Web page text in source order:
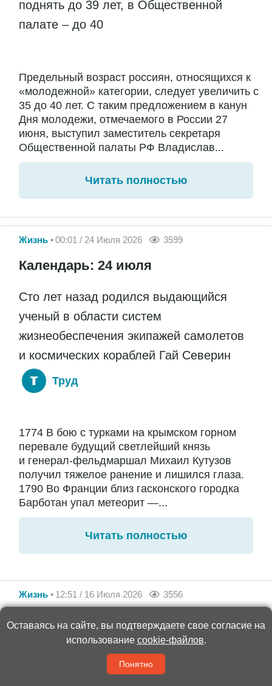
поднять до 39 лет, в Общественной
палате – до 40
Предельный возраст россиян, относящихся к
«молодежной» категории, следует увеличить с
35 до 40 лет. С таким предложением в канун
Дня молодежи, отмечаемого в России 27
июня, выступил заместитель секретаря
Общественной палаты РФ Владислав...
Читать полностью
Жизнь 00:01 / 24 Июля 2026 3599
Календарь: 24 июля
Сто лет назад родился выдающийся
ученый в области систем
жизнеобеспечения экипажей самолетов
и космических кораблей Гай Северин
Труд
1774 В бою с турками на крымском горном
перевале будущий светлейший князь
и генерал-фельдмаршал Михаил Кутузов
получил тяжелое ранение и лишился глаза.
1790 Во Франции близ гасконского городка
Барботан упал метеорит —...
Читать полностью
Жизнь 12:51 / 16 Июля 2026 3556
Российские бойцы дошли до
окрестностей Славянска
Бои там ведут группировки российских
Оставаясь на сайте, вы подтверждаете свое согласие на
использование cookie-файлов.
Понятно